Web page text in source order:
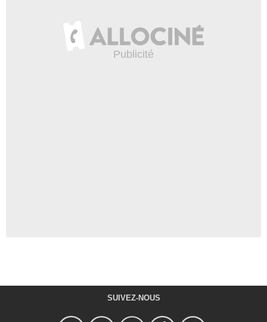
SUIVEZ-NOUS